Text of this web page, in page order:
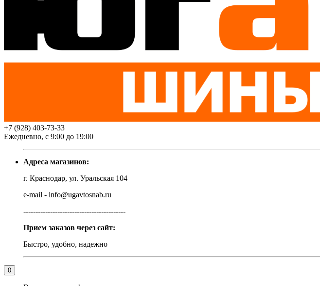
+7 (928) 403-73-33
Ежедневно, с 9:00 до 19:00
Адреса магазинов:
г. Краснодар, ул. Уральская 104
e-mail - info@ugavtosnab.ru
------------------------------------------
Прием заказов через сайт:
Быстро, удобно, надежно
0